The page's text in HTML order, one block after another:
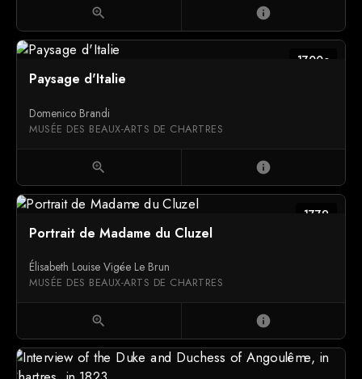
zoom_in info
1700c
Paysage d'Italie
Domenico Brandi
MUSÉE DES BEAUX-ARTS DE CHARTRES
zoom_in info
1779
Portrait de Madame du Cluzel
Élisabeth Louise Vigée Le Brun
MUSÉE DES BEAUX-ARTS DE CHARTRES
zoom_in info